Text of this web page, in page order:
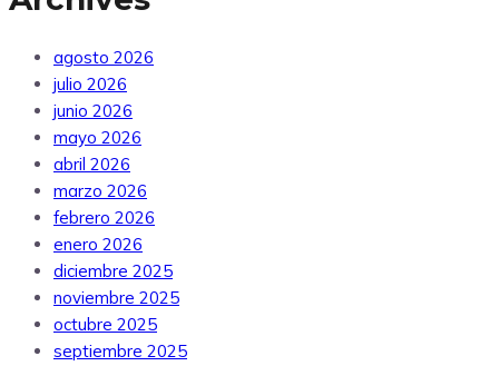
agosto 2026
julio 2026
junio 2026
mayo 2026
abril 2026
marzo 2026
febrero 2026
enero 2026
diciembre 2025
noviembre 2025
octubre 2025
septiembre 2025